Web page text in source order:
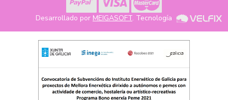
Desarrollado por MEIGASOFT. Tecnología